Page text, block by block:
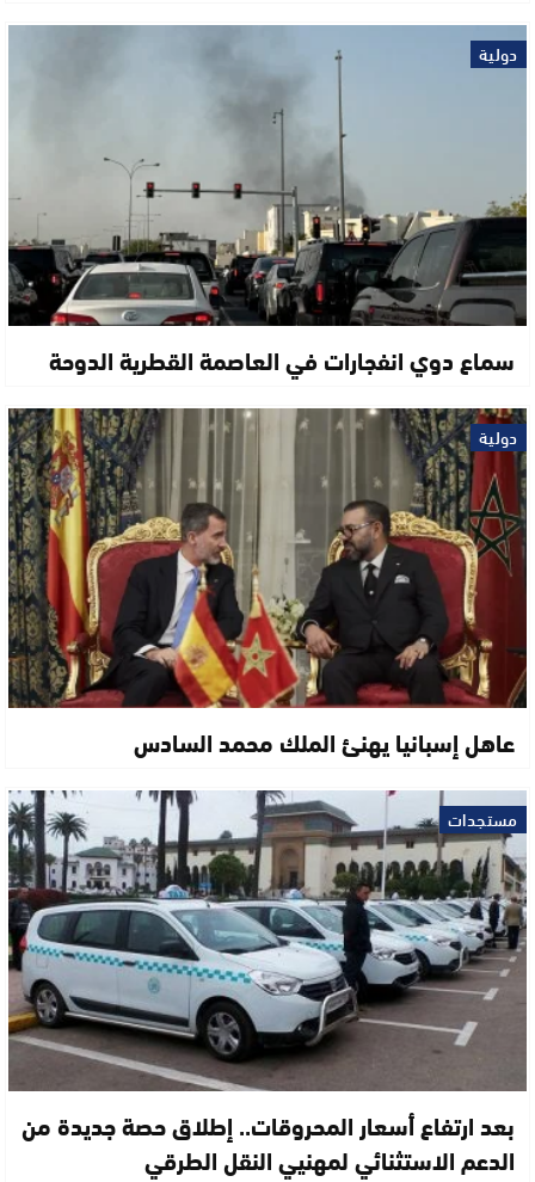
دولية
سماع دوي انفجارات في العاصمة القطرية الدوحة
دولية
عاهل إسبانيا يهنئ الملك محمد السادس
مستجدات
بعد ارتفاع أسعار المحروقات.. إطلاق حصة جديدة من
الدعم الاستثنائي لمهنيي النقل الطرقي